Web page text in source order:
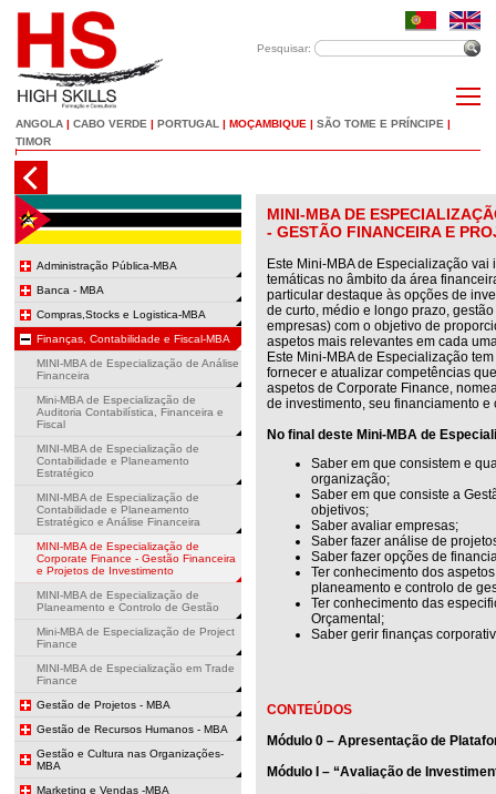
Pesquisar:
ANGOLA | CABO VERDE | PORTUGAL | MOÇAMBIQUE | SÃO TOME E PRÍNCIPE |
TIMOR
Administração Pública-MBA
Banca - MBA
Compras,Stocks e Logistica-MBA
Finanças, Contabilidade e Fiscal-MBA
MINI-MBA de Especialização de Análise
Financeira
Mini-MBA de Especialização de
Auditoria Contabilística, Financeira e
Fiscal
MINI-MBA de Especialização de
Contabilidade e Planeamento
Estratégico
MINI-MBA de Especialização de
Contabilidade e Planeamento
Estratégico e Análise Financeira
MINI-MBA de Especialização de
Corporate Finance - Gestão Financeira
e Projetos de Investimento
MINI-MBA de Especialização de
Planeamento e Controlo de Gestão
Mini-MBA de Especialização de Project
Finance
MINI-MBA de Especialização em Trade
Finance
Gestão de Projetos - MBA
Gestão de Recursos Humanos - MBA
Gestão e Cultura nas Organizações-
MBA
Marketing e Vendas -MBA
MINI-MBA DE
- GESTÃO FINANCEIRA E
Este Mini-MBA de Especialização
temáticas no âmbito da área
particular destaque às opções de
de curto, médio e longo prazo,
empresas) com o objetivo de
aspetos mais relevantes em cada
Este Mini-MBA de Especialização
fornecer e atualizar competências
aspetos de Corporate Finance,
de investimento, seu financiamento e
No final deste Mini-MBA de
Saber em que consistem e
organização;
Saber em que consiste a
objetivos;
Saber avaliar empresas;
Saber fazer análise de
Saber fazer opções de
Ter conhecimento dos
planeamento e controlo de
Ter conhecimento das
Orçamental;
Saber gerir finanças
CONTEÚDOS
Módulo 0 – Apresentação de
Módulo I – “Avaliação de